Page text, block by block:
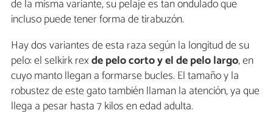
de la misma variante, su pelaje es tan ondulado que
incluso puede tener forma de tirabuzón.
Hay dos variantes de esta raza según la longitud de su
pelo: el selkirk rexde pelo corto y el de pelo largo, en
cuyo manto llegan a formarse bucles. El tamaño y la
robustez de este gato también llaman la atención, ya que
llega a pesar hasta 7 kilos en edad adulta.